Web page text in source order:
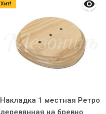
Накладка 1 местная Ретро
деревянная на бревно
Хит!